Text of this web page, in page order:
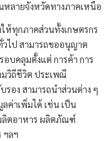
ลายจังหวัดทางภาคเหนือ
ห้ทุกภาคส่วนทั้งเกษตรกร
ไป สามารถขออนุญาต
บคลุมตั้งแต่ การค้า การ
วิถีชีวิต ประเพณี
อง สามารถนำส่วนต่าง ๆ
ค่าเพิ่มได้ เช่น เป็น
ตอาหาร ผลิตภัณฑ์
ฯลฯ